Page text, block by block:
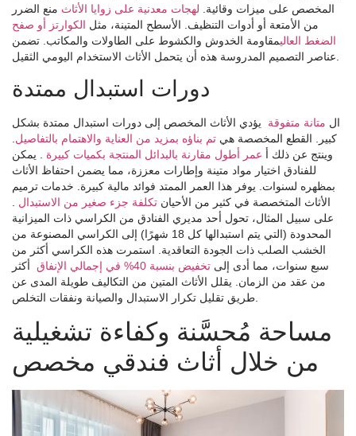
المخصص على ميزات وقائية. لهجات معدنية على زوايا الأثاث منع الضرر
من الأمتعة أو أدوات التنظيف. الأسطح المتينة، مثل الكوارتز أو صفح
الضغط العاليمقاومة الخدوش والكشوط على الطاولات والمكاتب. تضمن
دورات استبدال ممتدة
ال متانة متفوقة
يؤدي الأثاث المخصص إلى دورات استبدال ممتدة بشكل
كبير. القطع المخصصة هي تم بناؤه بمزيد من العناية والاهتمام بالتفاصيل
وينتج عن ذلك أ عمر أطول مقارنة بالبدائل المنتجة بكميات كبيرة
. يمكن
للفنادق اختيار مواد متينة وإطارات معززة، مما يضمن احتفاظ الأثاث
بمظهره لسنوات. يوفر هذا العمر الممتد فوائد مالية كبيرة. خدمات ترميم
الأثاث المتخصصة في كثير من الأحيان تكلفة جزء صغير من الاستبدال
على سبيل المثال، تحول أحد مديري الفنادق من الكراسي ذات الميزانية
المحدودة (التي يتم استبدالها كل 18 شهرًا) إلى الكراسي المصنوعة من
الخشب الصلب ذات الجودة التعاقدية. استمرت هذه الكراسي أكثر من
سبع سنوات، مما أدى إلى تخفيض بنسبة 40% في إجمالي الإنفاق
أكثر
من عقد من الزمان. يقلل الأثاث المتين من التكاليف طويلة المدى عن
مساحة مُحسَّنة وكفاءة تشغيلية
من خلال أثاث فندقي مخصص